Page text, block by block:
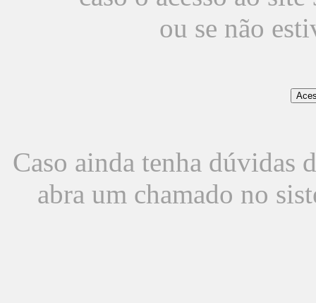
ou se não
Caso ainda tenha dúvidas
abra um chamado no